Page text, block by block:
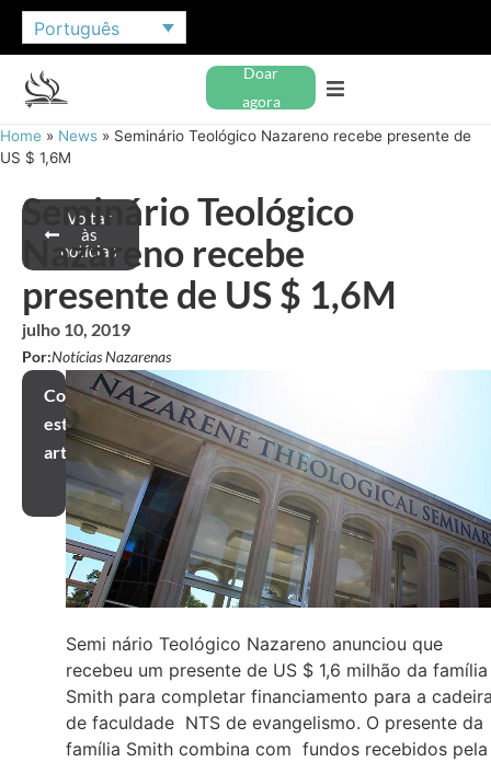
Português
Doar
agora
Home » News » Seminário Teológico Nazareno recebe presente de
US $ 1,6M
Voltar
às
notícias
Seminário Teológico
Nazareno recebe
presente de US $ 1,6M
julho 10, 2019
Por:Notícias Nazarenas
Compartilhar
este
artigo
Semi nário Teológico Nazareno anunciou que
recebeu um presente de US $ 1,6 milhão da família
Smith para completar financiamento para a
de faculdade NTS de evangelismo. O presente da
família Smith combina com fundos recebidos pela